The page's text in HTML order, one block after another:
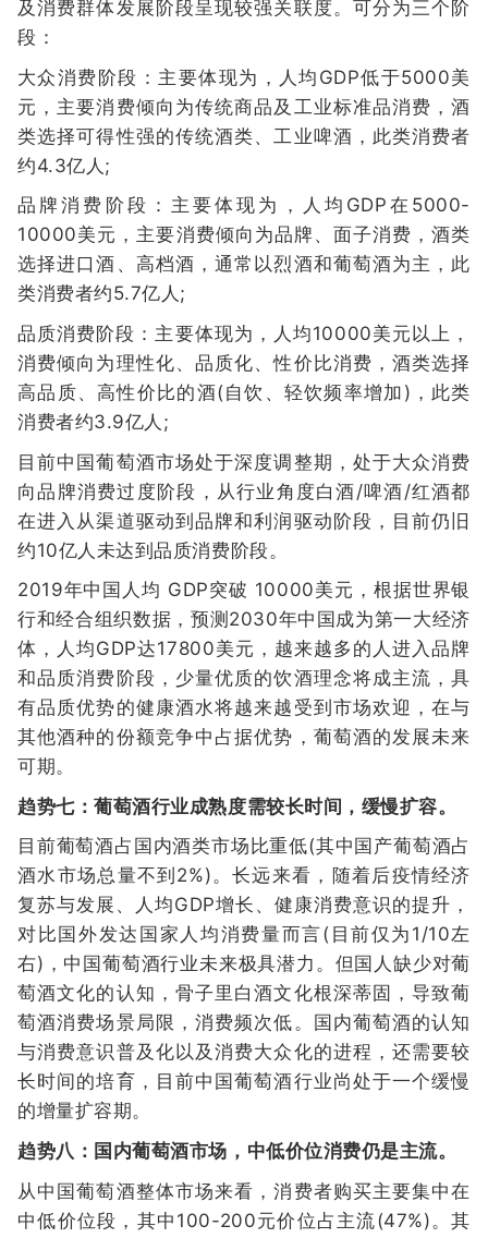
及消费群体发展阶段呈现较强关联度。可分为三个阶
段：
大众消费阶段：主要体现为，人均GDP低于5000美
元，主要消费倾向为传统商品及工业标准品消费，酒
类选择可得性强的传统酒类、工业啤酒，此类消费者
约4.3亿人;
品牌消费阶段：主要体现为，人均GDP在5000-
10000美元，主要消费倾向为品牌、面子消费，酒类
选择进口酒、高档酒，通常以烈酒和葡萄酒为主，此
类消费者约5.7亿人;
品质消费阶段：主要体现为，人均10000美元以上，
消费倾向为理性化、品质化、性价比消费，酒类选择
高品质、高性价比的酒(自饮、轻饮频率增加)，此类
消费者约3.9亿人;
目前中国葡萄酒市场处于深度调整期，处于大众消费
向品牌消费过度阶段，从行业角度白酒/啤酒/红酒都
在进入从渠道驱动到品牌和利润驱动阶段，目前仍旧
约10亿人未达到品质消费阶段。
2019年中国人均 GDP突破 10000美元，根据世界银
行和经合组织数据，预测2030年中国成为第一大经济
体，人均GDP达17800美元，越来越多的人进入品牌
和品质消费阶段，少量优质的饮酒理念将成主流，具
有品质优势的健康酒水将越来越受到市场欢迎，在与
其他酒种的份额竞争中占据优势，葡萄酒的发展未来
可期。
趋势七：葡萄酒行业成熟度需较长时间，缓慢扩容。
目前葡萄酒占国内酒类市场比重低(其中国产葡萄酒占
酒水市场总量不到2%)。长远来看，随着后疫情经济
复苏与发展、人均GDP增长、健康消费意识的提升，
对比国外发达国家人均消费量而言(目前仅为1/10左
右)，中国葡萄酒行业未来极具潜力。但国人缺少对葡
萄酒文化的认知，骨子里白酒文化根深蒂固，导致葡
萄酒消费场景局限，消费频次低。国内葡萄酒的认知
与消费意识普及化以及消费大众化的进程，还需要较
长时间的培育，目前中国葡萄酒行业尚处于一个缓慢
的增量扩容期。
趋势八：国内葡萄酒市场，中低价位消费仍是主流。
从中国葡萄酒整体市场来看，消费者购买主要集中在
中低价位段，其中100-200元价位占主流(47%)。其